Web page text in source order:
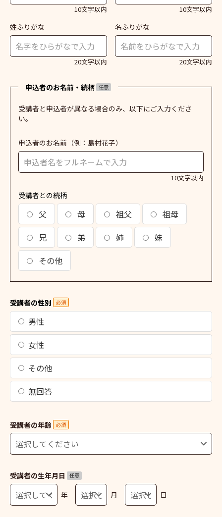
10文字以内 10文字以内
姓ふりがな
20文字以内
名ふりがな
20文字以内
申込者のお名前・続柄 任意
受講者と申込者が異なる場合のみ、以下にご入力くださ
い。
申込者のお名前 （例：島村花子）
10文字以内
受講者との続柄
父 母 祖父
祖母
兄
弟 姉
妹
その他
受講者の性別 必須
男性
女性
その他
無回答
受講者の年齢 必須
受講者の生年月日 任意
年 月 日